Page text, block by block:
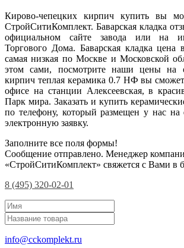
Кирово-чепецких кирпич купить вы
СтройСитиКомплект. Баварская кладка
официальном сайте завода или на
Торгового Дома. Баварская кладка
самая низкая по Москве и Московской
этом сами, посмотрите наши цены на
кирпич теплая керамика 0.7 НФ вы
офисе на станции Алексеевская, в
Парк мира. Заказать и купить
по телефону, который размещен у нас на
электронную заявку.
Заполните все поля формы!
Сообщение отправлено. Менеджер
«СтройСитиКомплект» свяжется с Вами в
8 (495) 320-02-01
info@cckomplekt.ru